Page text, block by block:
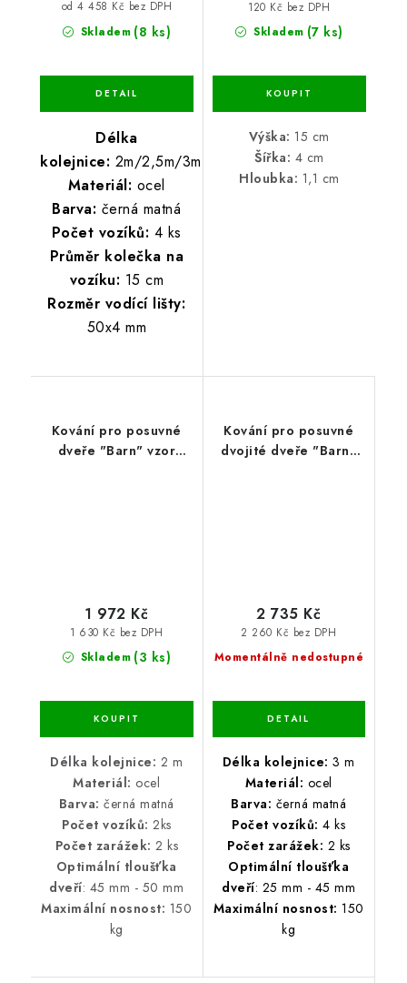
Skladem (8 ks)
od 4 458 Kč bez DPH
Délka
kolejnice: 2m/2,5m/3m
Materiál: ocel
Barva: černá matná
Počet vozíků: 4 ks
Průměr kolečka na
vozíku: 15 cm
Rozměr vodící lišty:
50x4 mm
Skladem (7 ks)
120 Kč bez DPH
Výška: 15 cm
Šířka: 4 cm
Hloubka: 1,1 cm
Kování pro posuvné
dveře "Barn" vzor
Skladem (3 ks)
1 630 Kč bez DPH
1 972 Kč
Délka kolejnice: 2 m
Materiál: ocel
Barva: černá matná
Počet vozíků: 2ks
Počet zarážek: 2 ks
Optimální tloušťka
dveří: 45 mm - 50 mm
Maximální nosnost: 150
kg
Kování pro posuvné
dvojité dveře "Barn"
Momentálně nedostupné
2 260 Kč bez DPH
2 735 Kč
Délka kolejnice: 3 m
Materiál: ocel
Barva: černá matná
Počet vozíků: 4 ks
Počet zarážek: 2 ks
Optimální tloušťka
dveří: 25 mm - 45 mm
Maximální nosnost: 150
kg